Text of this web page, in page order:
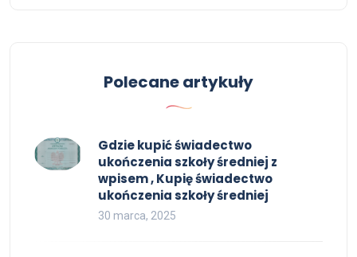
Polecane artykuły
Gdzie kupić świadectwo
ukończenia szkoły średniej z
wpisem , Kupię świadectwo
ukończenia szkoły średniej
30 marca, 2025